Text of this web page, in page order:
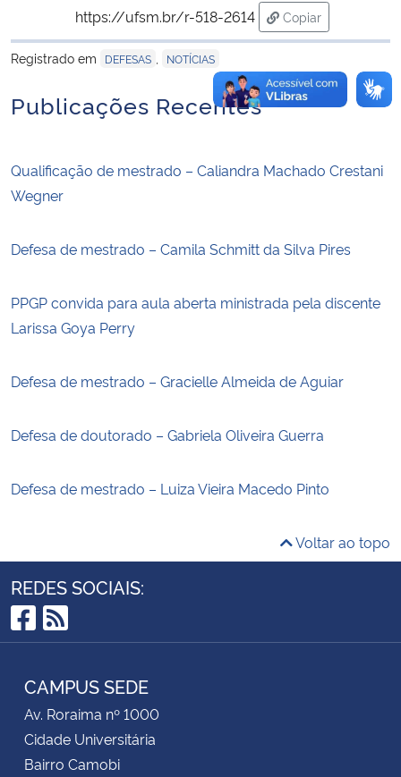
https://ufsm.br/r-518-2614
Copiar
para área de
Registrado em
DEFESAS NOTÍCIAS
Publicações Recentes
Qualificação de mestrado – Caliandra Machado Crestani
Wegner
Defesa de mestrado – Camila Schmitt da Silva Pires
PPGP convida para aula aberta ministrada pela discente
Larissa Goya Perry
Defesa de mestrado – Gracielle Almeida de Aguiar
Defesa de doutorado – Gabriela Oliveira Guerra
Defesa de mestrado – Luiza Vieira Macedo Pinto
Voltar ao topo
REDES SOCIAIS:
Facebook
RSS
CAMPUS SEDE
Av. Roraima nº 1000
Cidade Universitária
Bairro Camobi